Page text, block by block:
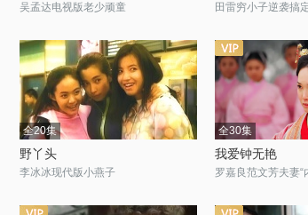
吴孟达电视版老少顽童 田雷穷小子逆袭搞
全20集
野丫头
李冰冰现代版小燕子
全30集
我爱钟无艳
罗嘉良范文芳夫妻“